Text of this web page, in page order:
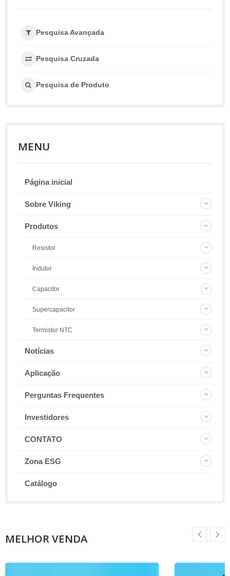
Pesquisa Avançada
Pesquisa Cruzada
Pesquisa de Produto
MENU
Página inicial
Sobre Viking
Produtos
Resistor
Indutor
Capacitor
Supercapacitor
Termistor NTC
Notícias
Aplicação
Perguntas Frequentes
Investidores
CONTATO
Zona ESG
Catálogo
MELHOR VENDA